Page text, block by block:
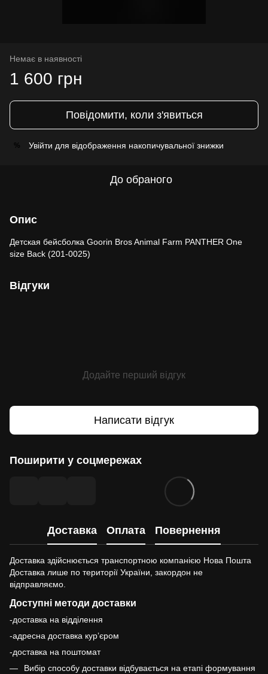
Немає в наявності
1 600 грн
Повідомити, коли з'явиться
% Увійти для відображення накопичувальної знижки
До обраного
Опис
Детская бейсболка Goorin Bros Animal Farm PANTHER One
size Back (201-0025)
Відгуки
Додайте перший відгук
Написати відгук
Поширити у соцмережах
Доставка Оплата Повернення
Доставка здійснюється транспортною компанією Нова Пошта
Доставка лише по території України, закордон не
відправляємо.
Доступні методи доставки
-доставка на відділення
-адресна доставка курʼєром
-доставка на поштомат
Вибір способу доставки відбувається на етапі формування